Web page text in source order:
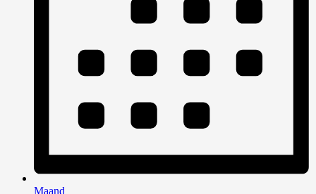
Maand